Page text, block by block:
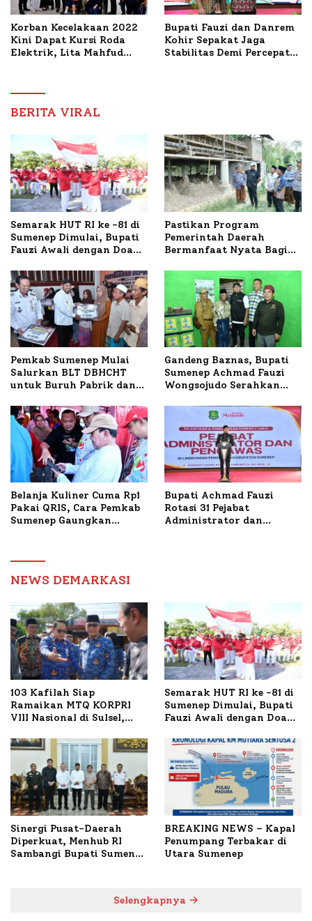
Korban Kecelakaan 2022
Kini Dapat Kursi Roda
Elektrik, Lita Mahfud
Nabil
Bupati Fauzi dan Danrem
Kohir Sepakat Jaga
Stabilitas Demi Percepat
BERITA VIRAL
Semarak HUT RI ke -81 di
Sumenep Dimulai, Bupati
Fauzi Awali dengan Doa
Terbakar
Pastikan Program
Pemerintah Daerah
Bermanfaat Nyata Bagi
Sumenep Tinjau Langsung
Budidaya Lele dan Ayam
Petelur di Desa Bataal
Timur
Pemkab Sumenep Mulai
Salurkan BLT DBHCHT
untuk Buruh Pabrik dan
Gandeng Baznas, Bupati
Sumenep Achmad Fauzi
Wongsojudo Serahkan
Dua Kecamatan
Belanja Kuliner Cuma Rp1
Pakai QRIS, Cara Pemkab
Sumenep Gaungkan
Bupati Achmad Fauzi
Rotasi 31 Pejabat
Administrator dan
NEWS DEMARKASI
103 Kafilah Siap
Ramaikan MTQ KORPRI
VIII Nasional di Sulsel,
Semarak HUT RI ke -81 di
Sumenep Dimulai, Bupati
Fauzi Awali dengan Doa
Terbakar
Sinergi Pusat-Daerah
Diperkuat, Menhub RI
Sambangi Bupati Sumenep
BREAKING NEWS – Kapal
Penumpang Terbakar di
Utara Sumenep
Selengkapnya